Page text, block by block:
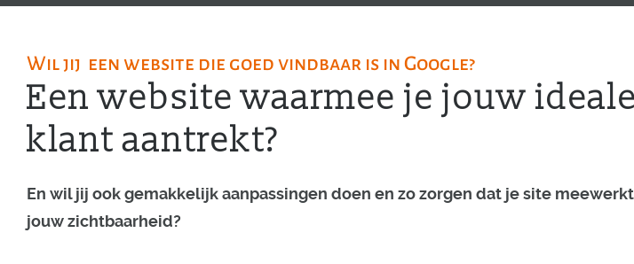
Wil jij een website die goed vindbaar is in Google?
Een website waarmee je jouw ideale
klant aantrekt?
En wil jij ook gemakkelijk aanpassingen doen en zo zorgen dat je site
jouw zichtbaarheid?